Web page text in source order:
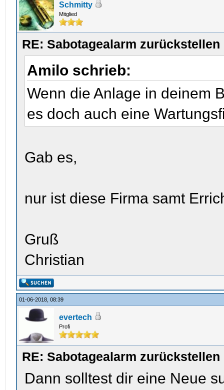
Schmitty
Mitglied
RE: Sabotagealarm zurückstellen
Amilo schrieb:
Wenn die Anlage in deinem
es doch auch eine
Gab es,
nur ist diese Firma samt
Gruß
Christian
01-06-2018, 08:39
evertech
Profi
RE: Sabotagealarm zurückstellen
Dann solltest dir eine Neue